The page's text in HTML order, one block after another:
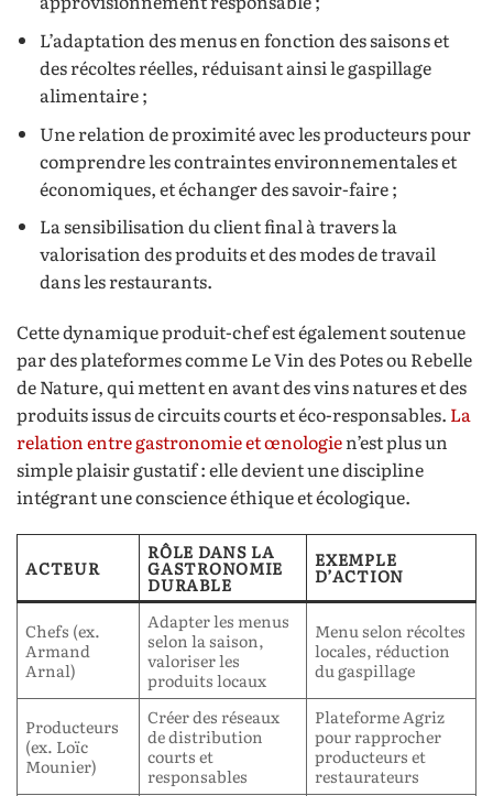
L’adaptation des menus en fonction des saisons et
des récoltes réelles, réduisant ainsi le gaspillage
alimentaire ;
Une relation de proximité avec les producteurs pour
comprendre les contraintes environnementales et
économiques, et échanger des savoir-faire ;
La sensibilisation du client final à travers la
valorisation des produits et des modes de travail
dans les restaurants.
Cette dynamique produit-chef est également soutenue
par des plateformes comme Le Vin des Potes ou Rebelle
de Nature, qui mettent en avant des vins natures et des
produits issus de circuits courts et éco-responsables. La
relation entre gastronomie et œnologien’est plus un
simple plaisir gustatif : elle devient une discipline
intégrant une conscience éthique et écologique.
ACTEUR
RÔLE DANS LA
GASTRONOMIE
DURABLE
EXEMPLE
D’ACTION
Chefs (ex.
Armand
Arnal)
Adapter les menus
selon la saison,
valoriser les
produits locaux
Menu selon récoltes
locales, réduction
du gaspillage
Producteurs
(ex. Loïc
Mounier)
Créer des réseaux
de distribution
courts et
responsables
Plateforme Agriz
pour rapprocher
producteurs et
restaurateurs